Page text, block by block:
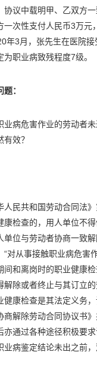
协议中载明甲、乙双方
一次性支付人民币3万
年3月，张先生在医院
职业病致残程度7级。
：
业病危害作业的劳动者
效？
人民共和国劳动合同法
康检查的，用人单位不
单位与劳动者协商一致
“对从事接触职业病危害
间和离岗时的职业健
解除或者终止与其订立
健康检查是其法定义务
商解除劳动合同协议书
亦通过各种途径积极要
业病鉴定结论未出之前